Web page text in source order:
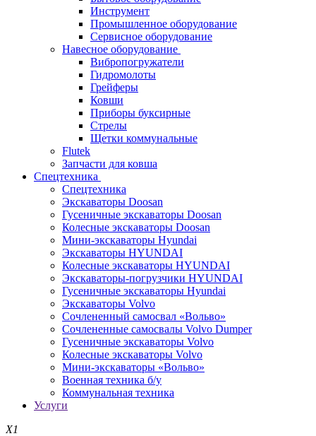
Инструмент
Промышленное оборудование
Сервисное оборудование
Навесное оборудование
Вибропогружатели
Гидромолоты
Грейферы
Ковши
Приборы буксирные
Стрелы
Щетки коммунальные
Flutek
Запчасти для ковша
Спецтехника
Спецтехника
Экскаваторы Doosan
Гусеничные экскаваторы Doosan
Колесные экскаваторы Doosan
Мини-экскаваторы Hyundai
Экскаваторы HYUNDAI
Колесные экскаваторы HYUNDAI
Экскаваторы-погрузчики HYUNDAI
Гусеничные экскаваторы Hyundai
Экскаваторы Volvo
Сочлененный самосвал «Вольво»
Сочлененные самосвалы Volvo Dumper
Гусеничные экскаваторы Volvo
Колесные экскаваторы Volvo
Мини-экскаваторы «Вольво»
Военная техника б/у
Коммунальная техника
Услуги
X1